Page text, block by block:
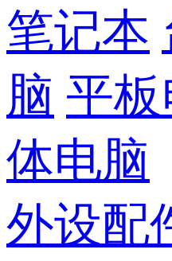
笔记本
脑 平
体电脑
外设配